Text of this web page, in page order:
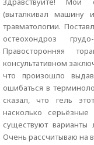
(выталкивал машину
травматологии.
остеохондроз
Правосторонняя
консультативном
что произошло
ошибаться в
сказал, что гель
насколько
существуют
Очень рассчитываю на